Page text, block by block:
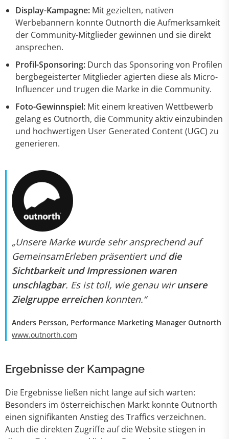
Display-Kampagne: Mit gezielten, nativen
Werbebannern konnte Outnorth die Aufmerksamkeit
der Community-Mitglieder gewinnen und sie direkt
ansprechen.
Profil-Sponsoring: Durch das Sponsoring von Profilen
bergbegeisterter Mitglieder agierten diese als Micro-
Influencer und trugen die Marke in die Community.
Foto-Gewinnspiel: Mit einem kreativen Wettbewerb
gelang es Outnorth, die Community aktiv einzubinden
und hochwertigen User Generated Content (UGC) zu
generieren.
„Unsere Marke wurde sehr ansprechend auf
GemeinsamErleben präsentiert unddie
Sichtbarkeit und Impressionen waren
unschlagbar. Es ist toll, wie genau wirunsere
Zielgruppe erreichenkonnten.“
Anders Persson, Performance Marketing Manager Outnorth
www.outnorth.com
Ergebnisse der Kampagne
Die Ergebnisse ließen nicht lange auf sich warten:
Besonders im österreichischen Markt konnte Outnorth
einen signifikanten Anstieg des Traffics verzeichnen.
Auch die direkten Zugriffe auf die Website stiegen in